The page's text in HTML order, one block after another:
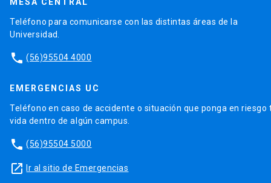
Medina (Coord..). Universidad de Las Palmas de Gran
Canaria, Asociación Española de Geografía. EBOOK,
ULPGC ediciones, 2021. Pp. 339-351.
ordenamiento territorial a la descentralización
Territorial Colaborativo. Descentralización, poder,
competencias y recursos
(Editores). Editorial UFRO, University Press,
Konrad Adenauer Stiftung. Santiago, julio 2019. Pp.
Teléfono para comunicarse con las distintas áreas de la
Universidad.
phone (56)95504 4000
EMERGENCIAS UC
Teléfono en caso de accidente o situación que ponga en riesgo
vida dentro de algún campus.
phone (56)95504 5000
launch Ir al sitio de Emergencias